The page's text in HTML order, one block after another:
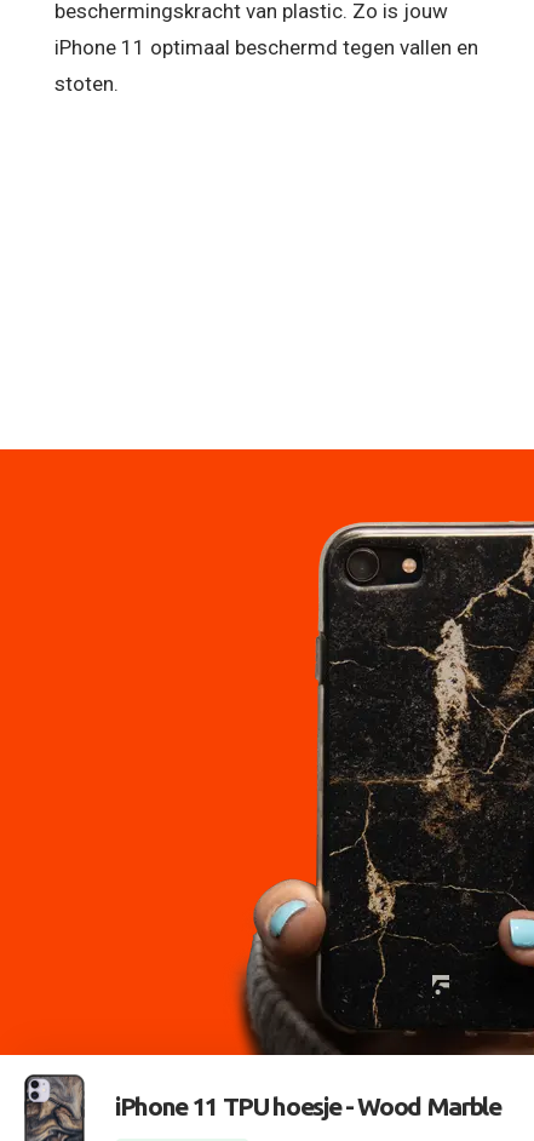
beschermingskracht van plastic. Zo is jouw
iPhone 11 optimaal beschermd tegen vallen en
stoten.
iPhone 11 TPU hoesje -Wood Marble